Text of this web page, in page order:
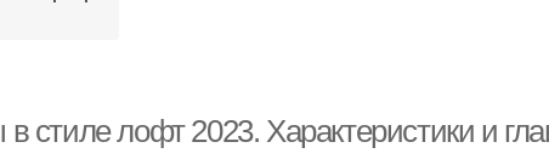
стиле лофт 2023. Характеристики и